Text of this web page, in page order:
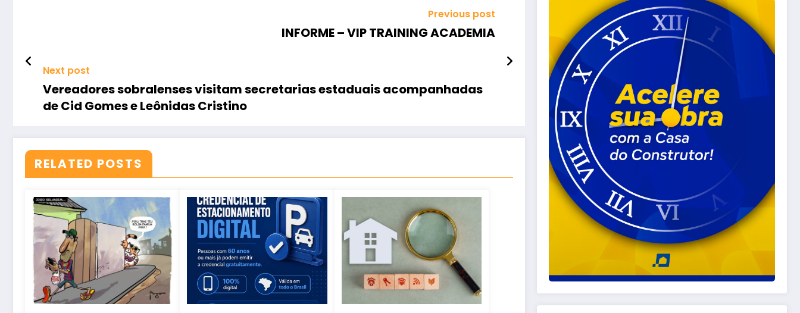
Previous post
INFORME – VIP TRAINING ACADEMIA
Next post
Vereadores sobralenses visitam secretarias estaduais acompanhadas
de Cid Gomes e Leônidas Cristino
RELATED POSTS